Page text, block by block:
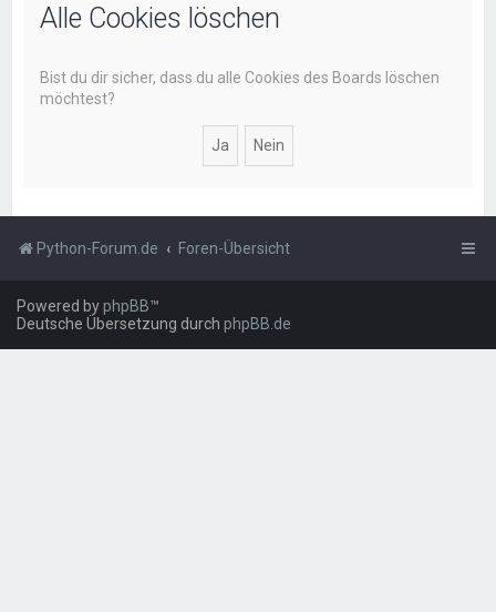
Alle Cookies löschen
Bist du dir sicher, dass du alle Cookies des Boards löschen
möchtest?
Python-Forum.de Foren-Übersicht
Powered byphpBB™
Deutsche Übersetzung durch phpBB.de